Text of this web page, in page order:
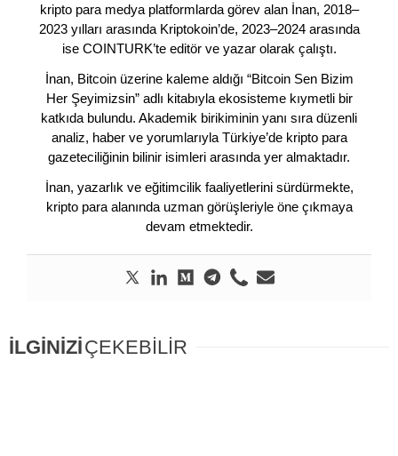
kripto para medya platformlarda görev alan İnan, 2018–
2023 yılları arasında Kriptokoin’de, 2023–2024 arasında
ise COINTURK’te editör ve yazar olarak çalıştı.
İnan, Bitcoin üzerine kaleme aldığı “Bitcoin Sen Bizim
Her Şeyimizsin” adlı kitabıyla ekosisteme kıymetli bir
katkıda bulundu. Akademik birikiminin yanı sıra düzenli
analiz, haber ve yorumlarıyla Türkiye’de kripto para
gazeteciliğinin bilinir isimleri arasında yer almaktadır.
İnan, yazarlık ve eğitimcilik faaliyetlerini sürdürmekte,
kripto para alanında uzman görüşleriyle öne çıkmaya
devam etmektedir.
İLGİNİZİÇEKEBİLİR